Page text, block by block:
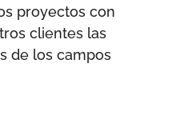
proyectos con
clientes las
de los campos